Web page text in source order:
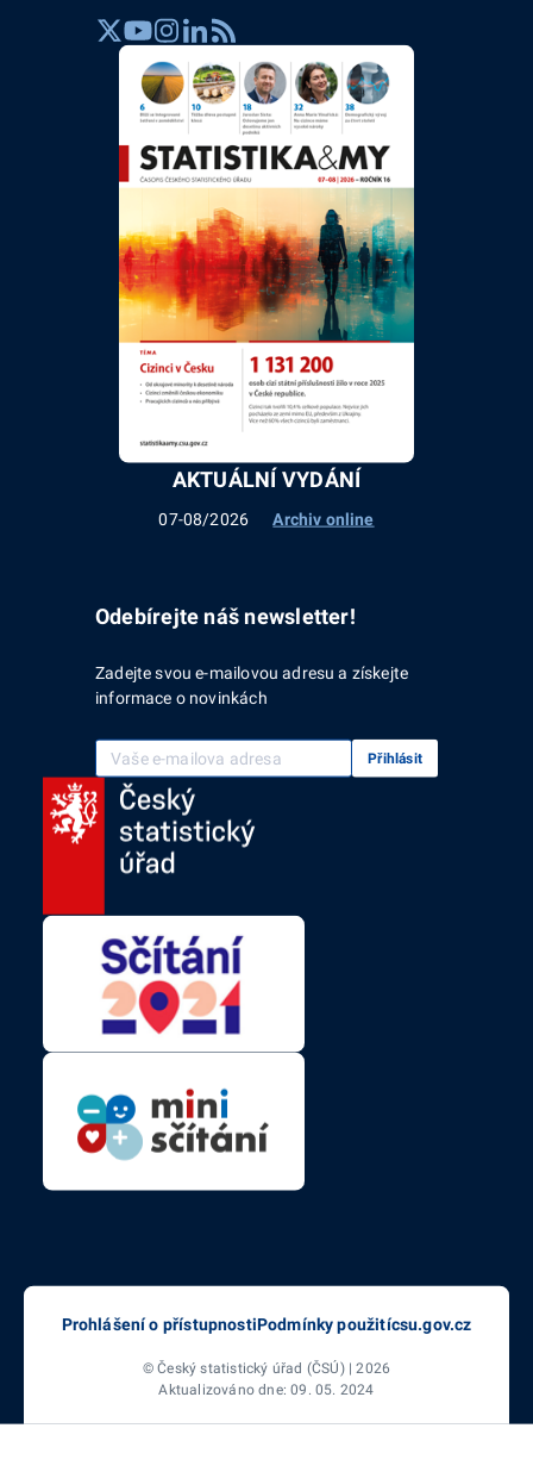
AKTUÁLNÍ VYDÁNÍ
07-08/2026 Archiv online
Odebírejte náš newsletter!
Zadejte svou e-mailovou adresu a získejte
informace o novinkách
Vaše e-mailová adresa Přihlásit
Prohlášení o přístupnostiPodmínky použitícsu.gov.cz
© Český statistický úřad (ČSÚ) | 2026
Aktualizováno dne: 09. 05. 2024